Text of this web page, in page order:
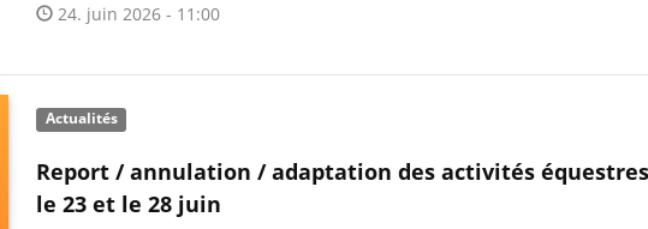
24. juin 2026 - 11:00
Actualités
Report / annulation / adaptation des activités
le 23 et le 28 juin